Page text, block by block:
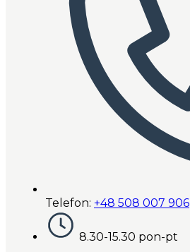
Telefon: +48 508 007 906
8.30-15.30 pon-pt